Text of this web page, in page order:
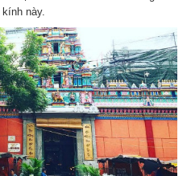
này.